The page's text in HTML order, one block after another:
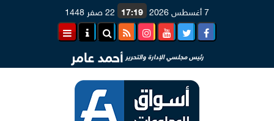
7 أغسطس 2026 17:19 22 صفر 1448
رئيس مجلسي الإدارة والتحرير أحمد عامر